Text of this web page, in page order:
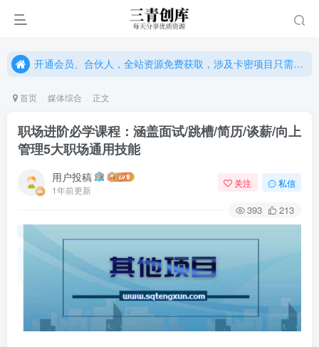
开通会员、合伙人，全站资源免费获取，涉及卡密项目只需单独购卡密（位置：网站右下悬浮按钮）
开通会员、合伙人，全站资源免费获取，涉及卡密项目只需单独购卡密（位置：网站右下悬浮按钮）
首页 媒体综合 正文
职场进阶必学课程：涵盖面试/跳槽/简历/谈薪/向上
管理5大职场通用技能
用户投稿
1年前更新
关注 私信
393 213
登录
没有账号？立即注册
用户名或邮箱